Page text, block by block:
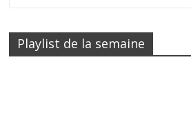
Playlist de la semaine